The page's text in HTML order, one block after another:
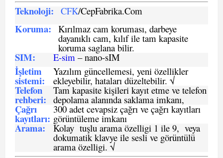
Teknoloji: CFK/CepFabrika.Com
Koruma: Kırılmaz cam koruması, darbeye
dayanıklı cam, kılıf ile tam kapasite
koruma saglana bilir.
SIM: E-sim – nano-sIM
İşletim
sistemi:
Yazılım güncellemesi, yeni özellikler
ekleyebilir, hataları düzeltebilir. √
Telefon
rehberi:
Tam kapasite kişileri kayıt etme ve telefon
depolama alanında saklama imkanı,
Çağrı
kayıtları:
300 adet cevapsiz çağrı ve çağrı kayıtları
görüntüleme imkanı
Arama: Kolay tuşlu arama özelligi 1 ile 9, veya
dokumatik klavye ile sesli ve görüntülü
arama özelligi. √